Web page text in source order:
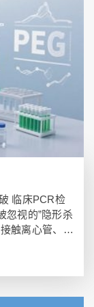
临床PCR检
忽视的”隐形杀
触离心管、移